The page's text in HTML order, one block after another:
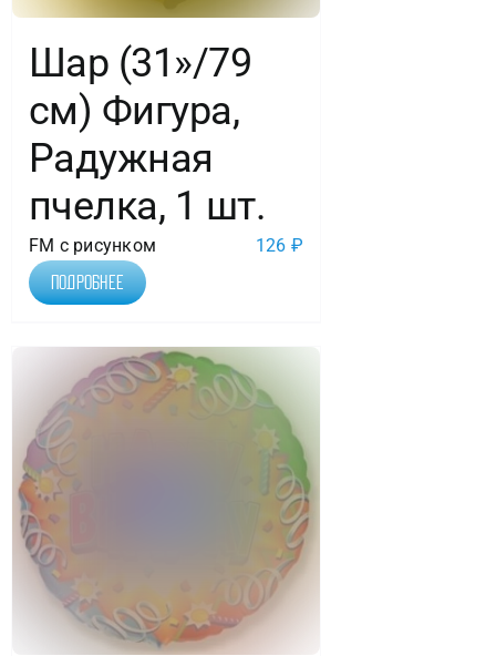
Шар (31»/79
см) Фигура,
Радужная
пчелка, 1 шт.
FM с рисунком 126 ₽
Подробнее